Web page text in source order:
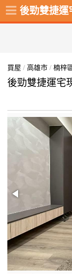
買屋 / 高雄市 / 楠梓
後勁雙捷運宅